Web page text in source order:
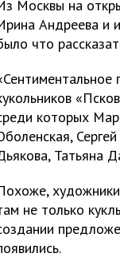
Москвы на
Андреева и
что
которых
Татьяна
художники
не только